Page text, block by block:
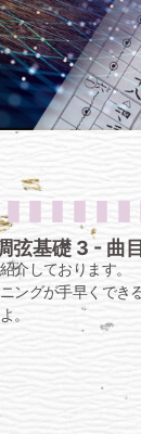
弦基礎 3 - 曲
介しております。
ングが手早くでき
。